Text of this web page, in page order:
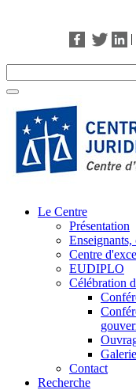
|
Le Centre
Présentation
Enseignants,
Centre
EUDIPLO
Célébration
Contact
Recherche